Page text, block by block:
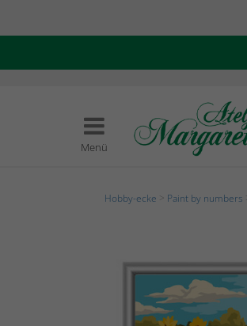
Menü
Hobby-ecke Paint by numbers